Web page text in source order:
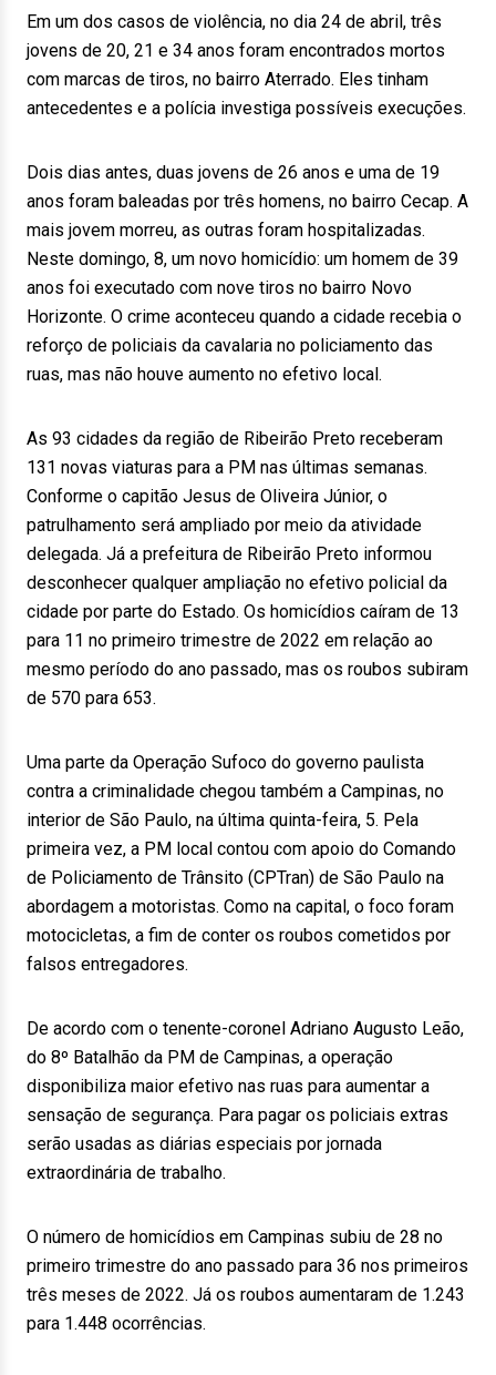
Em um dos casos de violência, no dia 24 de abril, três
jovens de 20, 21 e 34 anos foram encontrados mortos
com marcas de tiros, no bairro Aterrado. Eles tinham
antecedentes e a polícia investiga possíveis execuções.
Dois dias antes, duas jovens de 26 anos e uma de 19
anos foram baleadas por três homens, no bairro Cecap. A
mais jovem morreu, as outras foram hospitalizadas.
Neste domingo, 8, um novo homicídio: um homem de 39
anos foi executado com nove tiros no bairro Novo
Horizonte. O crime aconteceu quando a cidade recebia o
reforço de policiais da cavalaria no policiamento das
ruas, mas não houve aumento no efetivo local.
As 93 cidades da região de Ribeirão Preto receberam
131 novas viaturas para a PM nas últimas semanas.
Conforme o capitão Jesus de Oliveira Júnior, o
patrulhamento será ampliado por meio da atividade
delegada. Já a prefeitura de Ribeirão Preto informou
desconhecer qualquer ampliação no efetivo policial da
cidade por parte do Estado. Os homicídios caíram de 13
para 11 no primeiro trimestre de 2022 em relação ao
mesmo período do ano passado, mas os roubos subiram
de 570 para 653.
Uma parte da Operação Sufoco do governo paulista
contra a criminalidade chegou também a Campinas, no
interior de São Paulo, na última quinta-feira, 5. Pela
primeira vez, a PM local contou com apoio do Comando
de Policiamento de Trânsito (CPTran) de São Paulo na
abordagem a motoristas. Como na capital, o foco foram
motocicletas, a fim de conter os roubos cometidos por
falsos entregadores.
De acordo com o tenente-coronel Adriano Augusto Leão,
do 8º Batalhão da PM de Campinas, a operação
disponibiliza maior efetivo nas ruas para aumentar a
sensação de segurança. Para pagar os policiais extras
serão usadas as diárias especiais por jornada
extraordinária de trabalho.
O número de homicídios em Campinas subiu de 28 no
primeiro trimestre do ano passado para 36 nos primeiros
três meses de 2022. Já os roubos aumentaram de 1.243
para 1.448 ocorrências.